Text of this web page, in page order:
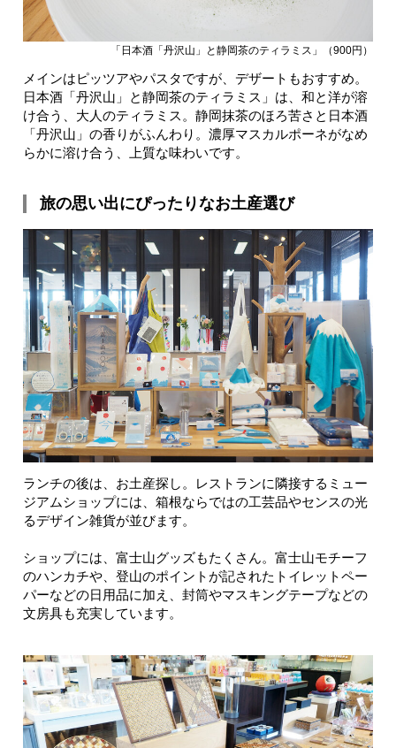
「日本酒「丹沢山」と静岡茶のティラミス」（900円）
メインはピッツアやパスタですが、デザートもおすすめ。
日本酒「丹沢山」と静岡茶のティラミス」は、和と洋が溶
け合う、大人のティラミス。静岡抹茶のほろ苦さと日本酒
「丹沢山」の香りがふんわり。濃厚マスカルポーネがなめ
らかに溶け合う、上質な味わいです。
旅の思い出にぴったりなお土産選び
ランチの後は、お土産探し。レストランに隣接するミュー
ジアムショップには、箱根ならではの工芸品やセンスの光
るデザイン雑貨が並びます。
ショップには、富士山グッズもたくさん。富士山モチーフ
のハンカチや、登山のポイントが記されたトイレットペー
パーなどの日用品に加え、封筒やマスキングテープなどの
文房具も充実しています。